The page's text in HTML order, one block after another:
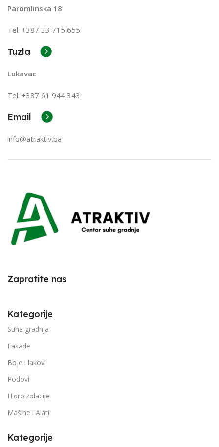
Paromlinska 18
Tel: +387 33 715 655
Tuzla
Lukavac
Tel: +387 61 944 343
Email
info@atraktiv.ba
Zapratite nas
Kategorije
Suha gradnja
Fasade
Boje i lakovi
Podovi
Hidroizolacije
Mašine i Alati
Kategorije